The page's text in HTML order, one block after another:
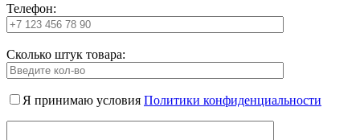
Телефон:
Сколько штук товара:
Я принимаю условия Политики конфиденциальности